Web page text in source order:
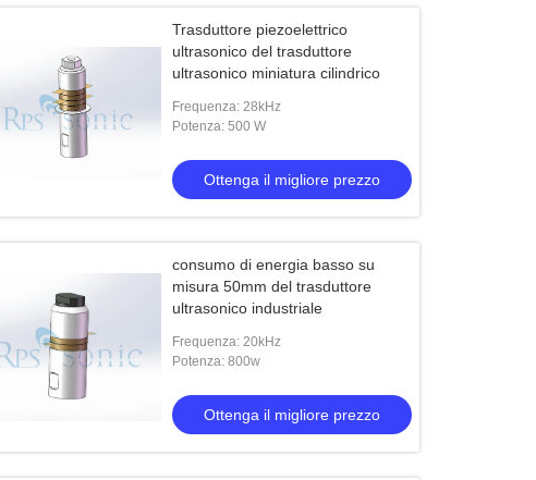
Trasduttore piezoelettrico
ultrasonico del trasduttore
ultrasonico miniatura cilindrico
Frequenza: 28kHz
Potenza: 500 W
Ottenga il migliore prezzo
consumo di energia basso su
misura 50mm del trasduttore
ultrasonico industriale
Frequenza: 20kHz
Potenza: 800w
Ottenga il migliore prezzo